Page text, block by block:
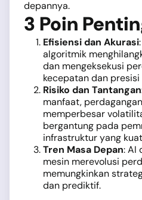
depannya.
3 Poin
Efisiensi dan Akurasi
algoritmik
dan mengeksekusi
kecepatan dan
Risiko dan Tantangan
manfaat,
memperbesar
bergantung pada
infrastruktur yang
Tren Masa Depan: AI
mesin merevolusi
memungkinkan
dan prediktif.